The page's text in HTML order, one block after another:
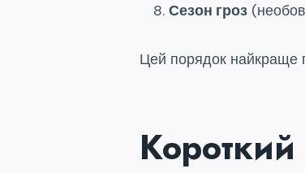
Сезон гроз
Цей порядок найкраще